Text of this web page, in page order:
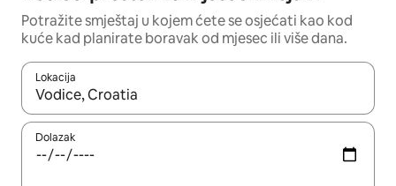
Potražite smještaj u kojem ćete se osjećati kao kod
kuće kad planirate boravak od mjesec ili više dana.
Lokacija
Kada budu dostupni rezultati, moći ćete ih pregledati
Dolazak